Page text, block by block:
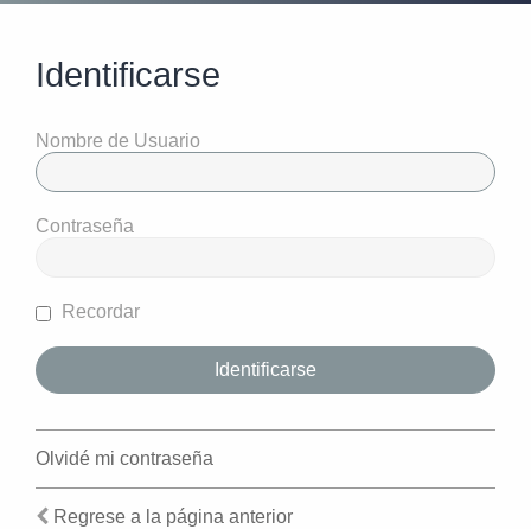
Identificarse
Nombre de Usuario
Contraseña
Recordar
Olvidé mi contraseña
Regrese a la página anterior